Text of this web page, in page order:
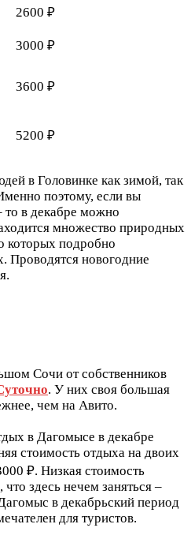
2600 ₽
3000 ₽
3600 ₽
5200 ₽
в Головинке как зимой, так
поэтому, если вы
в декабре можно
множество природных
которых подробно
Проводятся новогодние
Сочи от собственников
. У них своя большая
чем на Авито.
в Дагомысе в декабре
стоимость отдыха на двоих
₽. Низкая стоимость
здесь нечем заняться –
в декабрьский период
для туристов.